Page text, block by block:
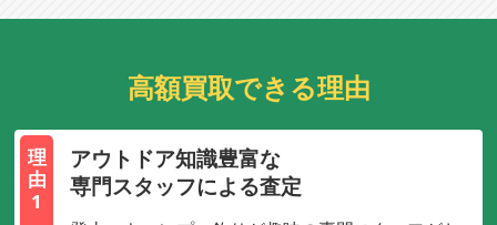
高額買取できる理由
理
由
1
アウトドア知識豊富な
専門スタッフによる査定